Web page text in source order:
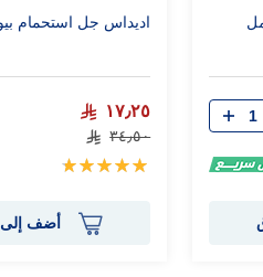
اديداس جل استحمام بيور جيم 400 مل
١٧٫٢٥
٣٤٫٥٠
تقييم:
أضف إلى